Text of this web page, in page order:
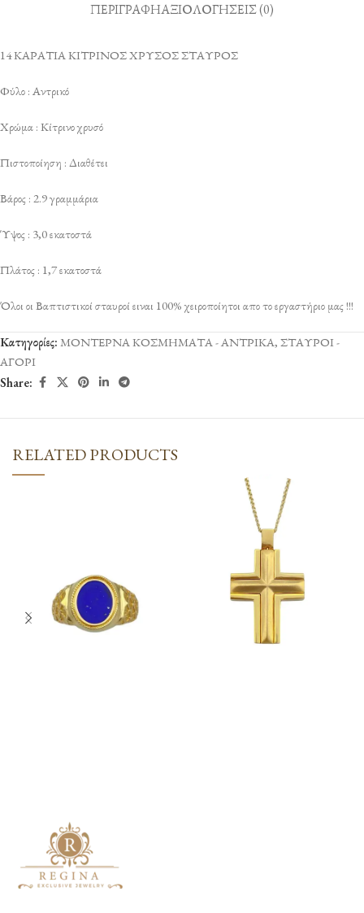
ΠΕΡΙΓΡΑΦΉΑΞΙΟΛΟΓΉΣΕΙΣ (0)
14 ΚΑΡΑΤΙΑ ΚΙΤΡΙΝΟΣ ΧΡΥΣΟΣ ΣΤΑΥΡΟΣ
Φύλο : Αντρικό
Χρώμα : Κίτρινο χρυσό
Πιστοποίηση : Διαθέτει
Βάρος : 2.9 γραμμάρια
Ύψος : 3,0 εκατοστά
Πλάτος : 1,7 εκατοστά
Όλοι οι Βαπτιστικοί σταυροί ειναι 100% χειροποίητοι απο το εργαστήριο μας !!!
Κατηγορίες: ΜΟΝΤΕΡΝΑ ΚΟΣΜΗΜΑΤΑ - ΑΝΤΡΙΚΑ, ΣΤΑΥΡΟΙ -
ΑΓΟΡΙ
Share:
RELATED PRODUCTS